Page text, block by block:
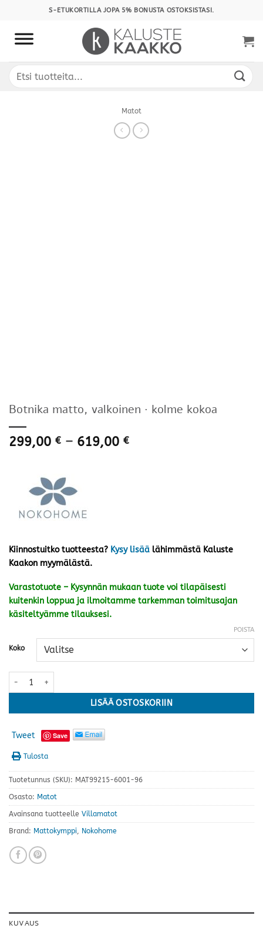
content
S-ETUKORTILLA JOPA 5% BONUSTA OSTOKSISTASI.
Etsi:
Matot
Botnika matto, valkoinen · kolme kokoa
299,00 € – 619,00 €Hintaluokka:
Kiinnostuitko tuotteesta? Kysy lisää lähimmästä Kaluste
Kaakon myymälästä.
Varastotuote – Kysynnän mukaan tuote voi tilapäisesti
kuitenkin loppua ja ilmoitamme tarkemman toimitusajan
käsiteltyämme tilauksesi.
Koko
POISTA
Botnika matto, valkoinen · kolme kokoa määrä
LISÄÄ OSTOSKORIIN
Tweet Save
Tulosta
Tuotetunnus (SKU): MAT99215-6001-96
Osasto: Matot
Avainsana tuotteelle Villamatot
Brand: Mattokymppi, Nokohome
KUVAUS